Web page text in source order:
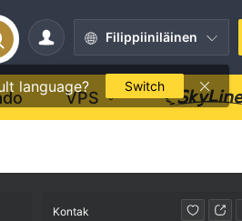
Filippiiniläinen
language? Switch
VPS
Kontak